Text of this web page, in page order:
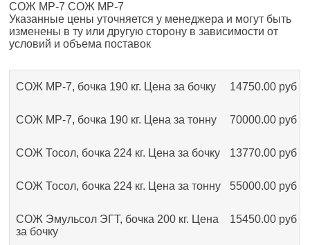
СОЖ МР-7 СОЖ МР-7
Указанные цены уточняется у менеджера и могут быть
изменены в ту или другую сторону в зависимости от
условий и объема поставок
СОЖ МР-7, бочка 190 кг. Цена за бочку 14750.00 руб
СОЖ МР-7, бочка 190 кг. Цена за тонну 70000.00 руб
СОЖ Тосол, бочка 224 кг. Цена за бочку 13770.00 руб
СОЖ Тосол, бочка 224 кг. Цена за тонну 55000.00 руб
СОЖ Эмульсол ЭГТ, бочка 200 кг. Цена
за бочку
15450.00 руб